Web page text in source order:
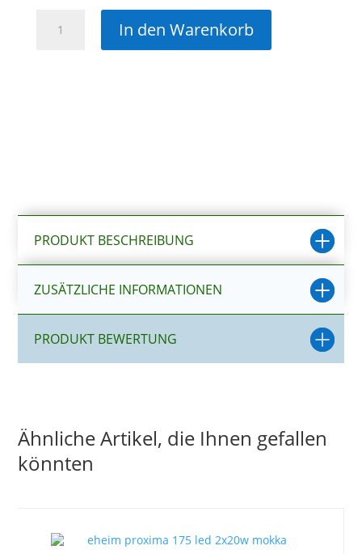
In den Warenkorb
PRODUKT BESCHREIBUNG
ZUSÄTZLICHE INFORMATIONEN
PRODUKT BEWERTUNG
Ähnliche Artikel, die Ihnen gefallen
könnten